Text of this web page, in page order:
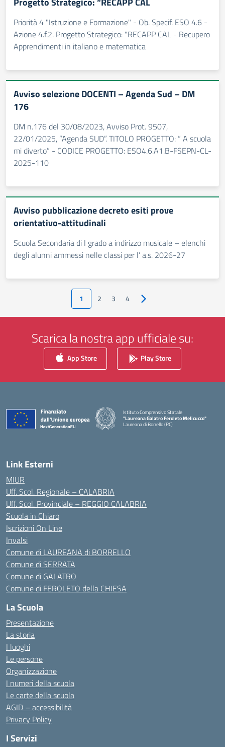
Priorità 4 "Istruzione e Formazione" - Ob. Specif. ESO 4.6 -
Azione 4.f.2. Progetto Strategico: "RECAPP CAL - Recupero
Apprendimenti in italiano e matematica
Avviso selezione DOCENTI – Agenda Sud – DM
176
DM n.176 del 30/08/2023, Avviso Prot. 9507,
22/01/2025, “Agenda SUD”. TITOLO PROGETTO: “ A scuola
mi diverto” - CODICE PROGETTO: ESO4.6.A1.B-FSEPN-CL-
2025-110
Avviso pubblicazione decreto esiti prove
orientativo-attitudinali
Scuola Secondaria di I grado a indirizzo musicale – elenchi
degli alunni ammessi nelle classi per l’ a.s. 2026-27
1 2 3 4 Pagina successiva
Scarica la nostra app ufficiale su:
App Store Play Store
Istituto Comprensivo Statale
"Laureana Galatro Feroleto Melicucco"
Laureana di Borrello (RC)
Link Esterni
MIUR
Uff. Scol. Regionale – CALABRIA
Uff. Scol. Provinciale – REGGIO CALABRIA
Scuola in Chiaro
Iscrizioni On Line
Invalsi
Comune di LAUREANA di BORRELLO
Comune di SERRATA
Comune di GALATRO
Comune di FEROLETO della CHIESA
La Scuola
Presentazione
La storia
I luoghi
Le persone
Organizzazione
I numeri della scuola
Le carte della scuola
AGID – accessibilità
Privacy Policy
I Servizi